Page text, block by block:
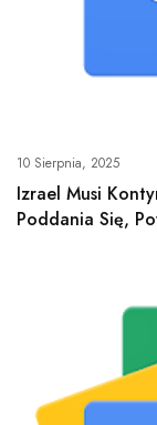
10 Sierpnia, 2025
Izrael Musi
Poddania Się,